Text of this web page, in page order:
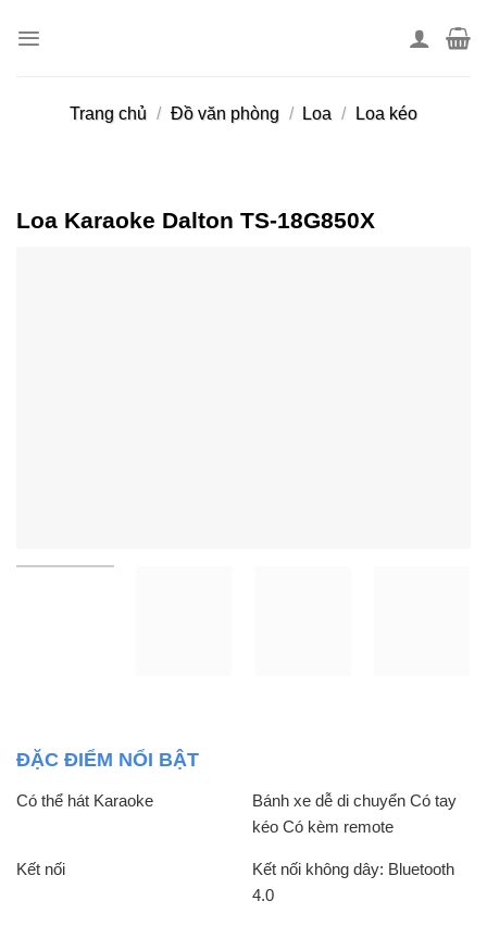
Trang chủ / Đồ văn phòng / Loa / Loa kéo
Loa Karaoke Dalton TS-18G850X
ĐẶC ĐIỂM NỔI BẬT
Có thể hát Karaoke
Bánh xe dễ di chuyển Có tay
kéo Có kèm remote
Kết nối
Kết nối không dây: Bluetooth
4.0